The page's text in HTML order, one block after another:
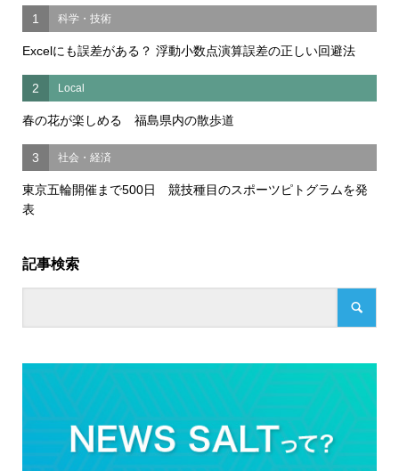
1 科学・技術
Excelにも誤差がある？ 浮動小数点演算誤差の正しい回避法
2 Local
春の花が楽しめる 福島県内の散歩道
3 社会・経済
東京五輪開催まで500日 競技種目のスポーツピトグラムを発
表
記事検索